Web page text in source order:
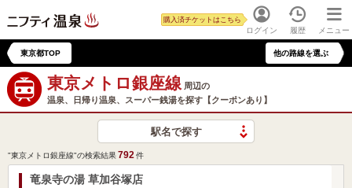
ログイン
購入済チケットはこちら
履歴 メニュー
東京都TOP 他の路線を選ぶ
東京メトロ銀座線 周辺の
温泉、日帰り温泉、スーパー銭湯を探す【クーポンあり】
駅名で探す
"東京メトロ銀座線"の検索結果792 件
竜泉寺の湯 草加谷塚店